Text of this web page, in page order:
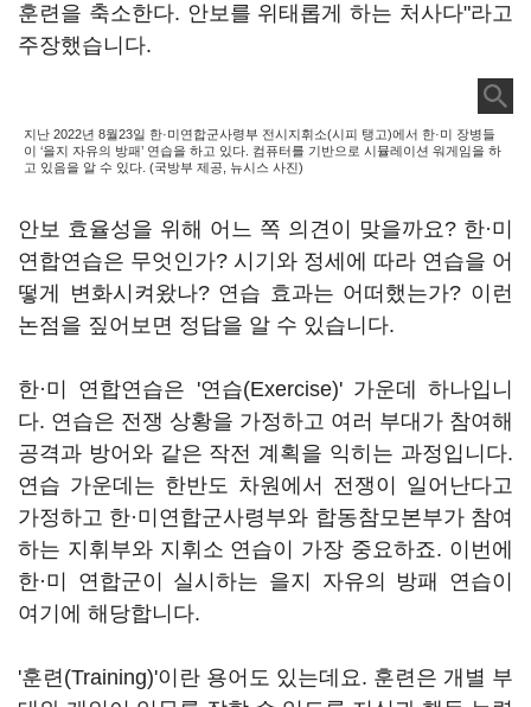
훈련을 축소한다. 안보를 위태롭게 하는 처사다"라고
주장했습니다.
지난 2022년 8월23일 한·미연합군사령부 전시지휘소(시피 탱고)에서 한·미 장병들
이 ‘을지 자유의 방패’ 연습을 하고 있다. 컴퓨터를 기반으로 시뮬레이션 워게임을 하
고 있음을 알 수 있다. (국방부 제공, 뉴시스 사진)
안보 효율성을 위해 어느 쪽 의견이 맞을까요? 한·미
연합연습은 무엇인가? 시기와 정세에 따라 연습을 어
떻게 변화시켜왔나? 연습 효과는 어떠했는가? 이런
논점을 짚어보면 정답을 알 수 있습니다.
한·미 연합연습은 '연습(Exercise)' 가운데 하나입니
다. 연습은 전쟁 상황을 가정하고 여러 부대가 참여해
공격과 방어와 같은 작전 계획을 익히는 과정입니다.
연습 가운데는 한반도 차원에서 전쟁이 일어난다고
가정하고 한·미연합군사령부와 합동참모본부가 참여
하는 지휘부와 지휘소 연습이 가장 중요하죠. 이번에
한·미 연합군이 실시하는 을지 자유의 방패 연습이
여기에 해당합니다.
'훈련(Training)'이란 용어도 있는데요. 훈련은 개별 부